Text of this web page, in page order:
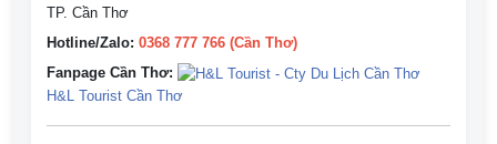
TP. Cần Thơ
Hotline/Zalo: 0368 777 766 (Cần Thơ)
Fanpage Cần Thơ:
H&L Tourist Cần Thơ